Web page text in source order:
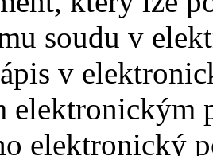
soudu v
v
elektronickým
elektronický